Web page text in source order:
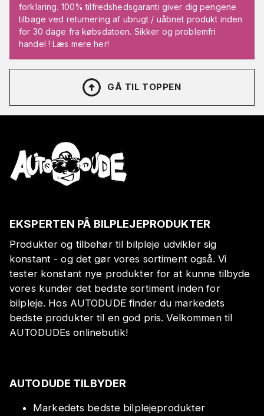
forklaring. 100% tilfredshedsgaranti giver dig pengene
tilbage ved returnering af ubrugt / uåbnet produkt inden
for 30 dage fra købsdatoen. Sikker og problemfri
handel ! Læs mere her!
GÅ TIL TOPPEN
EKSPERTEN PÅ BILPLEJEPRODUKTER
Produkter og tilbehør til bilpleje udvikler sig
konstant - og det gør vores sortiment også. Vi
tester konstant nye produkter for at kunne tilbyde
vores kunder det bedste sortiment inden for
bilpleje. Hos AUTODUDE finder du markedets
bedste produkter til en god pris. Velkommen til
AUTODUDEs onlinebutik!
AUTODUDE TILBYDER
Markedets bedste bilplejeprodukter